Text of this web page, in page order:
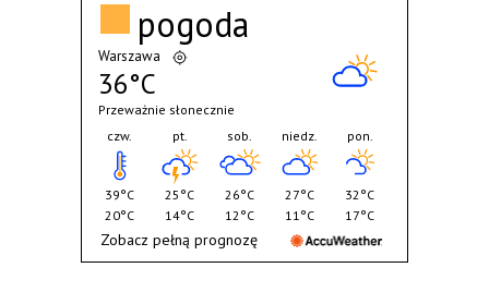
pogoda
Warszawa
36°C
Przeważnie słonecznie
czw.
39°C
20°C
pt.
25°C
14°C
sob.
26°C
12°C
niedz.
27°C
11°C
pon.
32°C
17°C
Zobacz pełną prognozę